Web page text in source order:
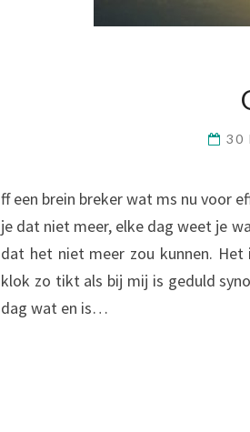
30
ff een brein breker wat ms nu voor
je dat niet meer, elke dag weet je
dat het niet meer zou kunnen.
klok zo tikt als bij mij is geduld
dag wat en is…